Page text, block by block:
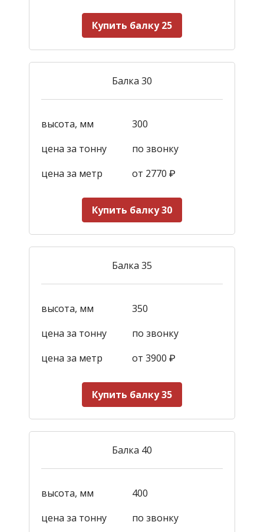
Купить балку 25
Балка 30
высота, мм
300
цена за тонну
по звонку
цена за метр
от 2770 ₽
Купить балку 30
Балка 35
высота, мм
350
цена за тонну
по звонку
цена за метр
от 3900 ₽
Купить балку 35
Балка 40
высота, мм
400
цена за тонну
по звонку